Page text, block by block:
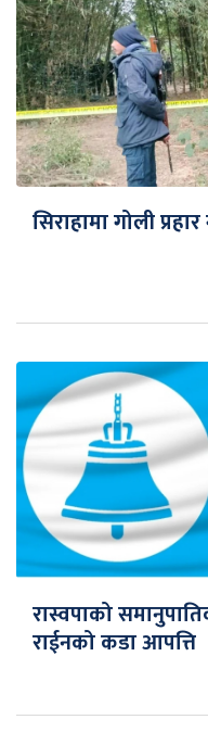
सिराहामा गोली
रास्वपाको
राईनको कडा आपत्ति